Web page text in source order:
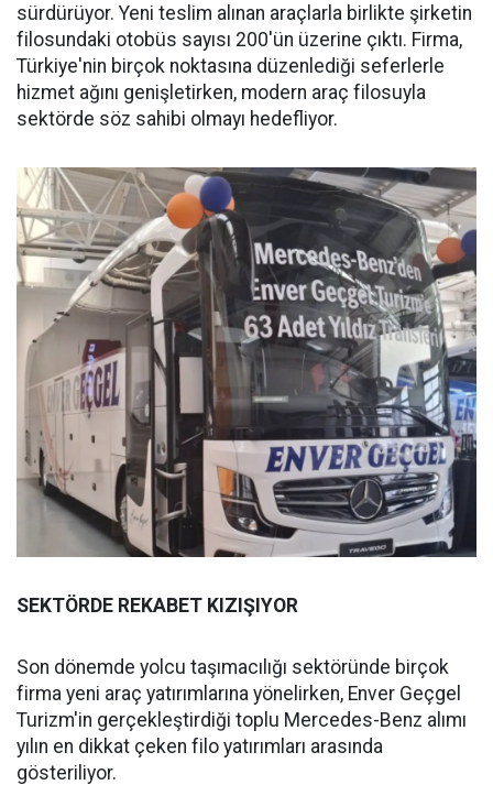
sürdürüyor. Yeni teslim alınan araçlarla birlikte şirketin
filosundaki otobüs sayısı 200'ün üzerine çıktı. Firma,
Türkiye'nin birçok noktasına düzenlediği seferlerle
hizmet ağını genişletirken, modern araç filosuyla
sektörde söz sahibi olmayı hedefliyor.
SEKTÖRDE REKABET KIZIŞIYOR
Son dönemde yolcu taşımacılığı sektöründe birçok
firma yeni araç yatırımlarına yönelirken, Enver Geçgel
Turizm'in gerçekleştirdiği toplu Mercedes-Benz alımı
yılın en dikkat çeken filo yatırımları arasında
gösteriliyor.